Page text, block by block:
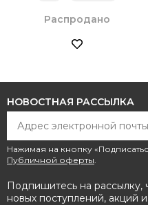
Распродано
НОВОСТНАЯ РАССЫЛКА
Нажимая на кнопку
Публичной оферты.
Подпишитесь на рассылку,
новых поступлений, акций